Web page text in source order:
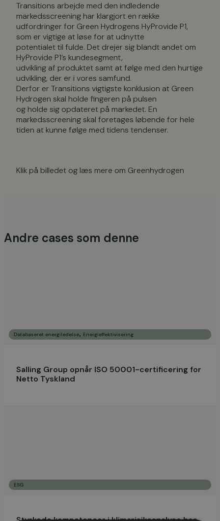
Transitions arbejde med den indledende
markedsscreening har klargjort en række
udfordringer for Green Hydrogens HyProvide P1,
som er vigtige at løse for at udnytte
potentialet til fulde. Det drejer sig blandt andet om
HyProvide P1’s kundesegment,
udvikling af produktet samt at følge med den hurtige
udvikling, der er i vores samfund.
Derfor er Transitions vigtigste konklusion at Green
Hydrogen skal holde fingeren på pulsen
og holde sig opdateret på markedet. En
markedsscreening skal foretages løbende for hele
tiden at kunne følge med tidens tendenser.
Klik på billedet og læs mere om Greenhydrogen
Andre cases som denne
Databaseret energiledelse, Energieffektivisering
Salling Group opnår ISO 50001-certificering for
Netto Tyskland
ESG